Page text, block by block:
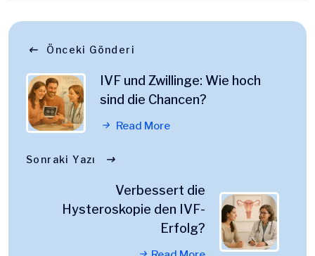
Önceki Gönderi
IVF und Zwillinge: Wie hoch
sind die Chancen?
Read More
Sonraki Yazı
Verbessert die
Hysteroskopie den IVF-
Erfolg?